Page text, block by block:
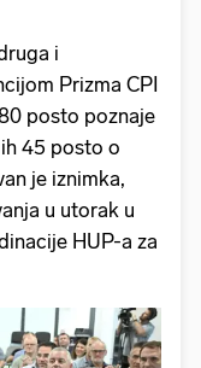
i
Prizma CPI
posto poznaje
45 posto o
je iznimka,
u utorak u
HUP-a za